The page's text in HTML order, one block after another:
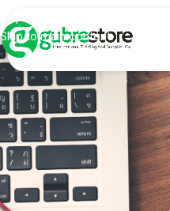
Skip to main content